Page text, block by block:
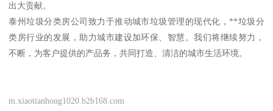
出大贡献。
泰州垃圾分类房公司致力于推动城市垃圾管理的现代化，**垃圾分
类房行业的发展，助力城市建设加环保、智慧。我们将继续努力，
不断，为客户提供的产品务，共同打造、清洁的城市生活环境。
m.xiaotianhong1020.b2b168.com